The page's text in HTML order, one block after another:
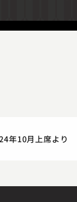
年10月上席より